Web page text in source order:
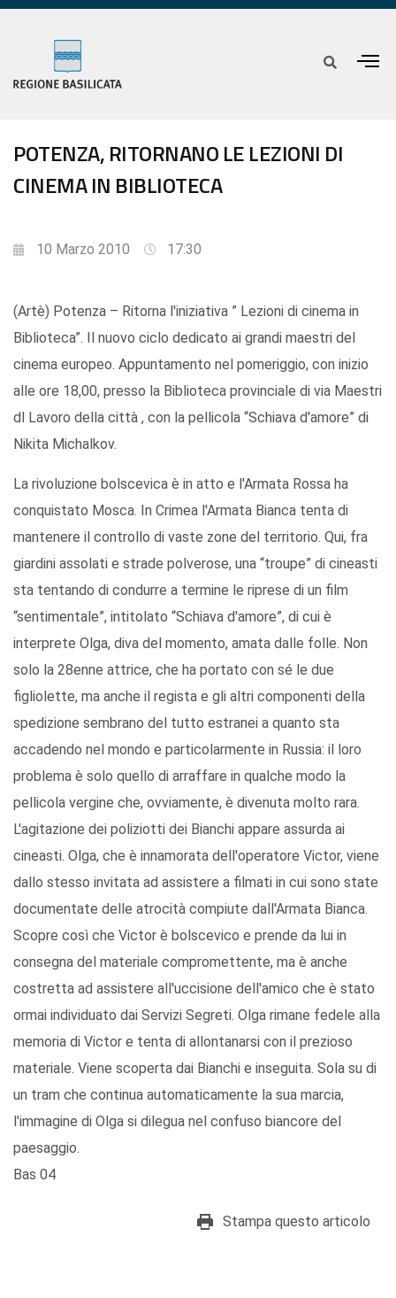
POTENZA, RITORNANO LE LEZIONI DI
CINEMA IN BIBLIOTECA
10 Marzo 2010 17:30
(Artè) Potenza – Ritorna l'iniziativa ” Lezioni di cinema in
Biblioteca”. Il nuovo ciclo dedicato ai grandi maestri del
cinema europeo. Appuntamento nel pomeriggio, con inizio
alle ore 18,00, presso la Biblioteca provinciale di via Maestri
dl Lavoro della città , con la pellicola “Schiava d'amore” di
Nikita Michalkov.
La rivoluzione bolscevica è in atto e l'Armata Rossa ha
conquistato Mosca. In Crimea l'Armata Bianca tenta di
mantenere il controllo di vaste zone del territorio. Qui, fra
giardini assolati e strade polverose, una “troupe” di cineasti
sta tentando di condurre a termine le riprese di un film
“sentimentale”, intitolato “Schiava d'amore”, di cui è
interprete Olga, diva del momento, amata dalle folle. Non
solo la 28enne attrice, che ha portato con sé le due
figliolette, ma anche il regista e gli altri componenti della
spedizione sembrano del tutto estranei a quanto sta
accadendo nel mondo e particolarmente in Russia: il loro
problema è solo quello di arraffare in qualche modo la
pellicola vergine che, ovviamente, è divenuta molto rara.
L'agitazione dei poliziotti dei Bianchi appare assurda ai
cineasti. Olga, che è innamorata dell'operatore Victor, viene
dallo stesso invitata ad assistere a filmati in cui sono state
documentate delle atrocità compiute dall'Armata Bianca.
Scopre così che Victor è bolscevico e prende da lui in
consegna del materiale compromettente, ma è anche
costretta ad assistere all'uccisione dell'amico che è stato
ormai individuato dai Servizi Segreti. Olga rimane fedele alla
memoria di Victor e tenta di allontanarsi con il prezioso
materiale. Viene scoperta dai Bianchi e inseguita. Sola su di
un tram che continua automaticamente la sua marcia,
l'immagine di Olga si dilegua nel confuso biancore del
paesaggio.
Bas 04
Stampa questo articolo